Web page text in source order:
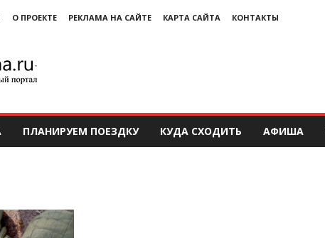
О ПРОЕКТЕ РЕКЛАМА НА САЙТЕ КАРТА САЙТА КОНТАКТЫ
ПЛАНИРУЕМ ПОЕЗДКУ КУДА СХОДИТЬ АФИША